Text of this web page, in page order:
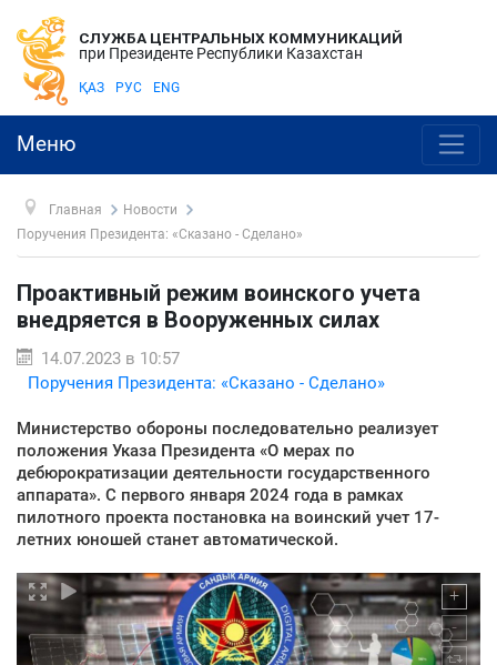
СЛУЖБА ЦЕНТРАЛЬНЫХ КОММУНИКАЦИЙ
при Президенте Республики Казахстан
ҚАЗ РУС ENG
Меню
Главная
Новости
Поручения Президента: «Сказано - Сделано»
Проактивный режим воинского учета
внедряется в Вооруженных силах
14.07.2023 в 10:57
Поручения Президента: «Сказано - Сделано»
Министерство обороны последовательно реализует
положения Указа Президента «О мерах по
дебюрократизации деятельности государственного
аппарата». С первого января 2024 года в рамках
пилотного проекта постановка на воинский учет 17-
летних юношей станет автоматической.